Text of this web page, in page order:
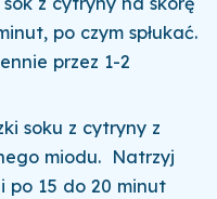
po czym spłukać.
przez 1-2
soku z cytryny z
miodu. Natrzyj
po 15 do 20 minut